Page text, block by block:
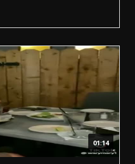
01:14